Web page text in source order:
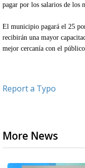
pagar por los salarios de los
El municipio pagará el 25
recibirán una mayor
mejor cercanía con el
Report a Typo
More News